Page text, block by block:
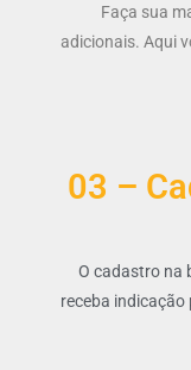
Faça sua
adicionais. Aqui
03 –
O cadastro na
receba indicação